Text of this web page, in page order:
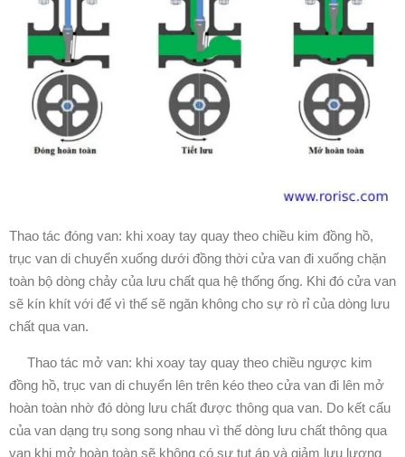
Thao tác đóng van: khi xoay tay quay theo chiều kim đồng hồ,
trục van di chuyển xuống dưới đồng thời cửa van đi xuống chặn
toàn bộ dòng chảy của lưu chất qua hệ thống ống. Khi đó cửa van
sẽ kín khít với đế vì thế sẽ ngăn không cho sự rò rỉ của dòng lưu
chất qua van.
Thao tác mở van: khi xoay tay quay theo chiều ngược kim
đồng hồ, trục van di chuyển lên trên kéo theo cửa van đi lên mở
hoàn toàn nhờ đó dòng lưu chất được thông qua van. Do kết cấu
của van dạng trụ song song nhau vì thế dòng lưu chất thông qua
van khi mở hoàn toàn sẽ không có sự tụt áp và giảm lưu lượng